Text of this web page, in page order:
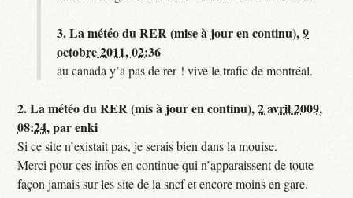
3.La météo du RER (mise à jour en continu),9
octobre 2011, 02:36
au canada y’a pas de rer ! vive le trafic de montréal.
2.La météo du RER (mis à jour en continu),2 avril 2009,
08:24,parenki
Si ce site n’existait pas, je serais bien dans la mouise.
Merci pour ces infos en continue qui n’apparaissent de toute
façon jamais sur les site de la sncf et encore moins en gare.